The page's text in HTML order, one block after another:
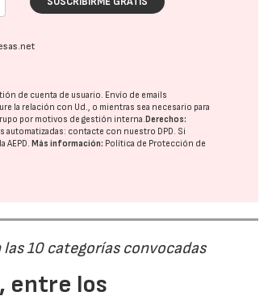
de cuenta de usuario. Envío de emails
la relación con Ud., o mientras sea necesario para
por motivos de gestión interna.Derechos:
automatizadas: contacte con nuestro DPD. Si
AEPD.Más información: Política de Protección de
10 categorías convocadas
entre los